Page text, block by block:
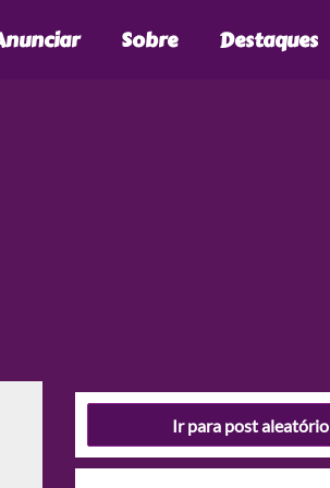
Sobre Destaques
Ir para post aleatório